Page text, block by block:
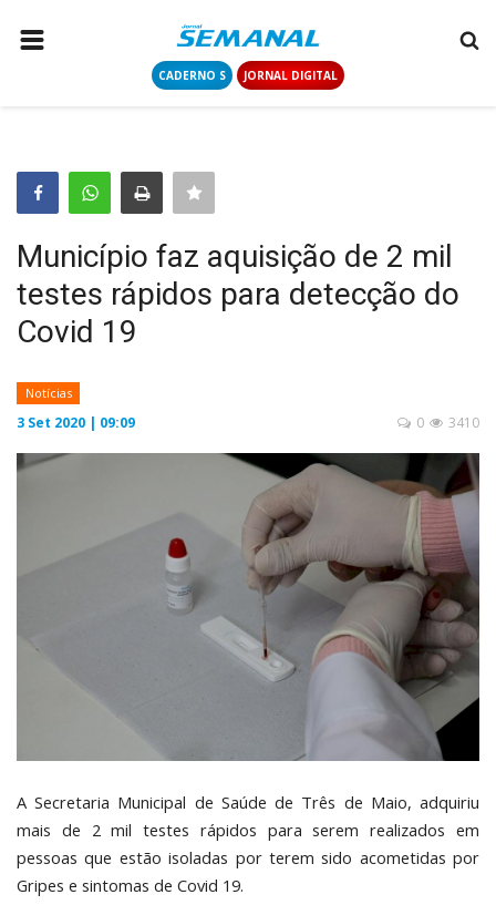
CADERNO S JORNAL DIGITAL
COLUNISTAS
CONTATO
LOGIN
CADASTRAR
Município faz aquisição de 2 mil
testes rápidos para detecção do
Covid 19
Notícias
3 Set 2020 | 09:09 3410
0
A Secretaria Municipal de Saúde de Três de Maio, adquiriu
mais de 2 mil testes rápidos para serem realizados em
pessoas que estão isoladas por terem sido acometidas por
Gripes e sintomas de Covid 19.